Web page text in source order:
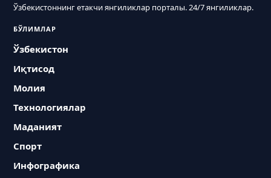
Ўзбекистоннинг етакчи янгиликлар порталы. 24/7 янгиликлар.
БЎЛИМЛАР
Ўзбекистон
Иқтисод
Молия
Технологиялар
Маданият
Спорт
Инфографика